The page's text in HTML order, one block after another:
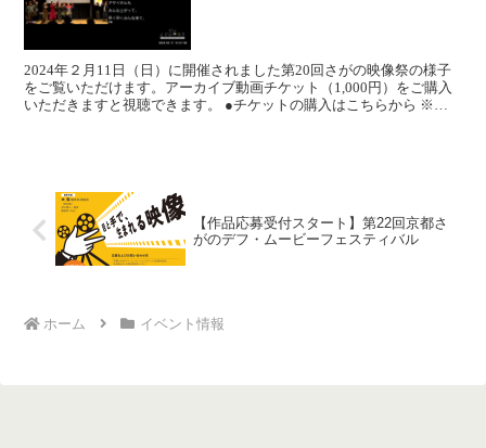
2024年２月11日（日）に開催されました第20回さがの映像祭の様子
をご覧いただけます。アーカイブ動画チケット（1,000円）をご購入
いただきますと視聴できます。 ●チケットの購入はこちらから ※ア
【作品応募受付スタート】第22回京都さ
がのデフ・ムービーフェスティバル
ホーム イベント情報